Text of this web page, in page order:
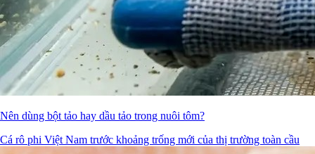
Nên dùng bột tảo hay dầu tảo trong nuôi tôm?
Cá rô phi Việt Nam trước khoảng trống mới của thị trường toàn cầu